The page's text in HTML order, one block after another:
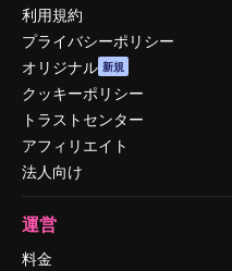
利用規約
プライバシーポリシー
オリジナル 新規
クッキーポリシー
トラストセンター
アフィリエイト
法人向け
運営
料金